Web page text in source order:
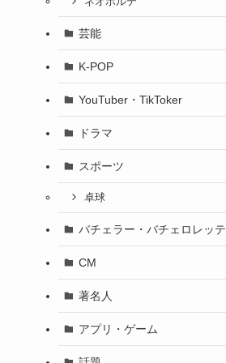
芸能
K-POP
YouTuber・TikToker
ドラマ
スポーツ
卓球
バチェラー・バチェロレッテ
CM
著名人
アプリ・ゲーム